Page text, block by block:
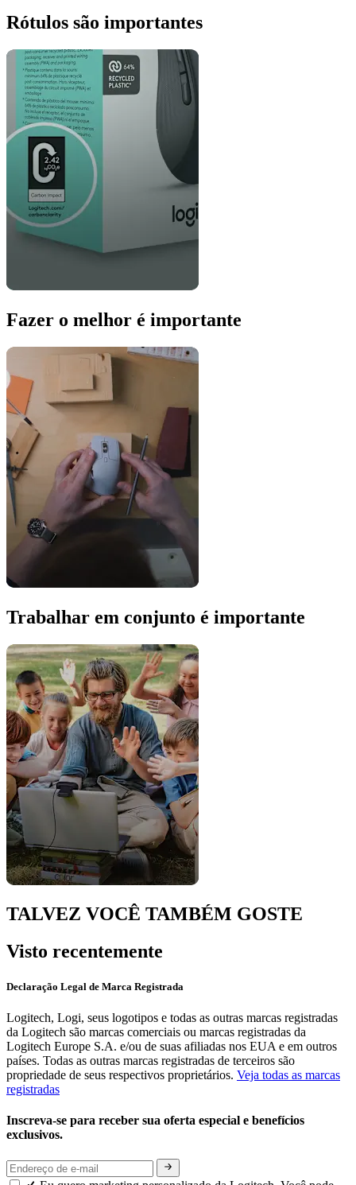
Rótulos são importantes
Fazer o melhor é importante
Trabalhar em conjunto é importante
TALVEZ VOCÊ TAMBÉM GOSTE
Visto recentemente
Declaração Legal de Marca Registrada
Logitech, Logi, seus logotipos e todas as outras marcas registradas
da Logitech são marcas comerciais ou marcas registradas da
Logitech Europe S.A. e/ou de suas afiliadas nos EUA e em outros
países. Todas as outras marcas registradas de terceiros são
propriedade de seus respectivos proprietários. Veja todas as marcas
registradas
Inscreva-se para receber sua oferta especial e benefícios
exclusivos.